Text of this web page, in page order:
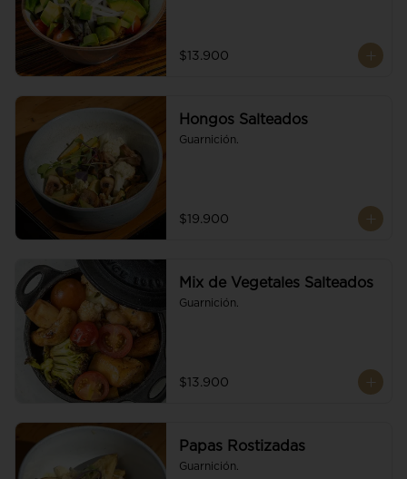
$13.900
Hongos Salteados
Guarnición.
$19.900
Mix de Vegetales Salteados
Guarnición.
$13.900
Papas Rostizadas
Guarnición.